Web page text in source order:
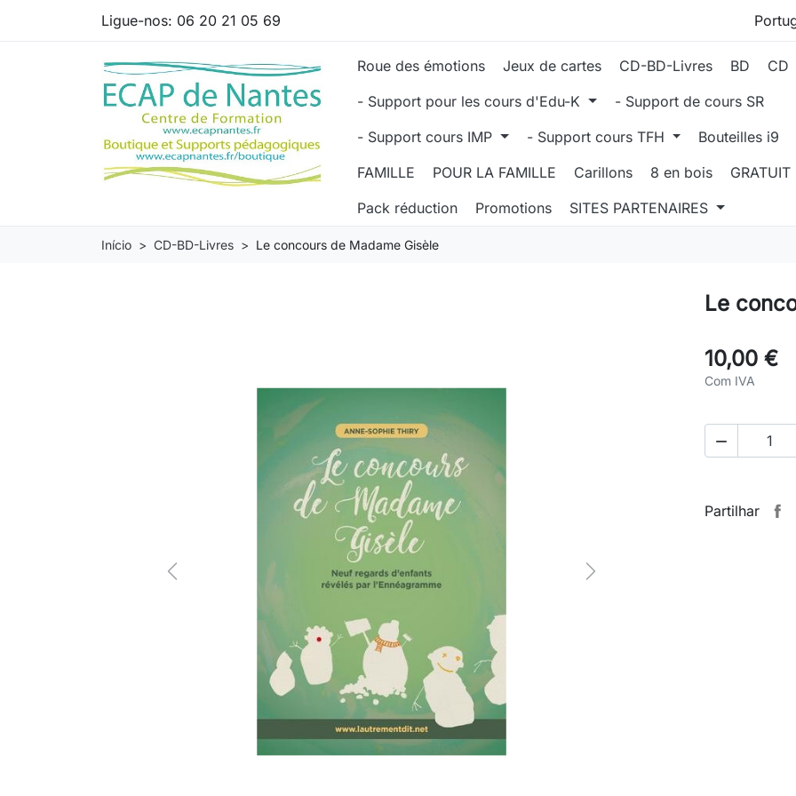
Ligue-nos: 06 20 21 05 69
Roue des émotions Jeux de cartes CD-BD-Livres BD
CD
- Support pour les cours d'Edu-K
- Support de cours SR
- Support cours IMP
- Support cours TFH
Bouteilles i9
FAMILLE
POUR LA FAMILLE Carillons 8 en bois
GRATUIT
Pack réduction
Promotions SITES PARTENAIRES
Início CD-BD-Livres Le concours de Madame Gisèle
Previous Next
Le
10,00 €
Com IVA

Partilhar